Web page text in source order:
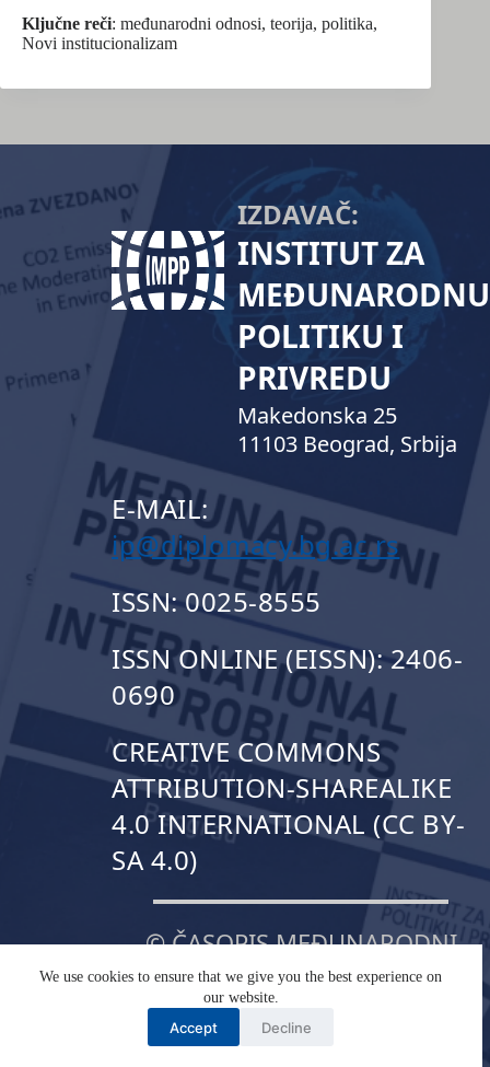
We use cookies to ensure that we give you the best experience on
our website.
Accept Decline
Ključne reči: međunarodni odnosi, teorija, politika,
Novi institucionalizam
IZDAVAČ:
INSTITUT ZA
MEĐUNARODNU
POLITIKU I
PRIVREDU
Makedonska 25
11103 Beograd, Srbija
E-MAIL:
ip@diplomacy.bg.ac.rs
ISSN: 0025-8555
ISSN ONLINE (EISSN): 2406-
0690
CREATIVE COMMONS
ATTRIBUTION-SHAREALIKE
4.0 INTERNATIONAL (CC BY-
SA 4.0)
© ČASOPIS MEĐUNARODNI
PROBLEMI